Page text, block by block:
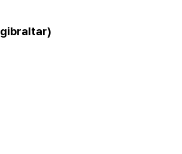
gibraltar)